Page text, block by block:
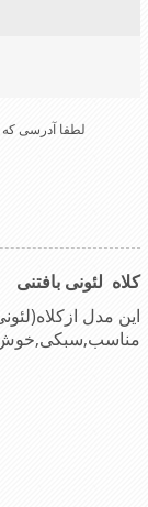
لطفا آدرسی که
کلاه لئونی بافتنی
این مدل
مناسب,سبکی,خوش